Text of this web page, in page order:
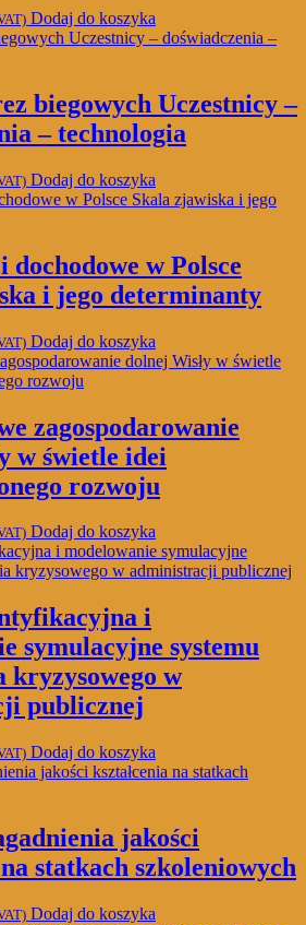
Dodaj do koszyka
biegowych Uczestnicy –
– technologia
Dodaj do koszyka
dochodowe w Polsce
i jego determinanty
Dodaj do koszyka
zagospodarowanie
w świetle idei
rozwoju
Dodaj do koszyka
i
symulacyjne systemu
kryzysowego w
publicznej
Dodaj do koszyka
jakości
statkach szkoleniowych
Dodaj do koszyka